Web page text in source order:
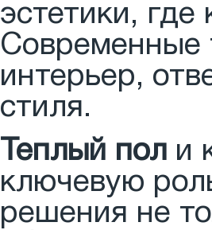
эстетики,
Современные
интерьер,
стиля.
Теплый пол и
ключевую
решения не